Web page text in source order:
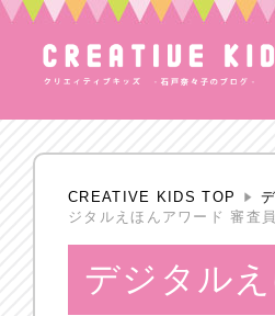
CREATIVE KIDS TOP
ジタルえほんアワード 審査
デジタル